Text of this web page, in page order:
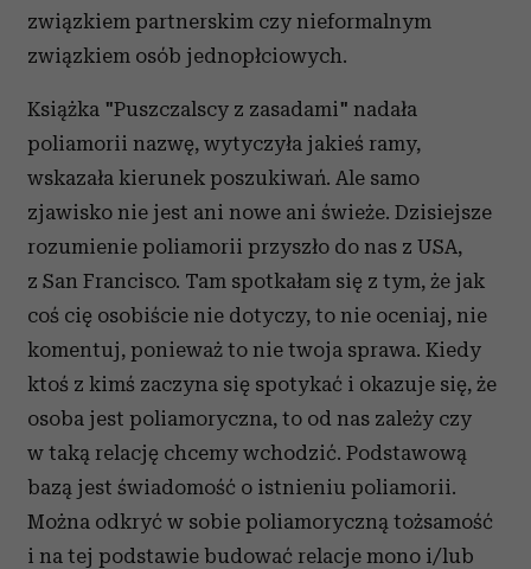
związkiem partnerskim czy nieformalnym
związkiem osób jednopłciowych.
Książka "Puszczalscy z zasadami" nadała
poliamorii nazwę, wytyczyła jakieś ramy,
wskazała kierunek poszukiwań. Ale samo
zjawisko nie jest ani nowe ani świeże. Dzisiejsze
rozumienie poliamorii przyszło do nas z USA,
z San Francisco. Tam spotkałam się z tym, że jak
coś cię osobiście nie dotyczy, to nie oceniaj, nie
komentuj, ponieważ to nie twoja sprawa. Kiedy
ktoś z kimś zaczyna się spotykać i okazuje się, że
osoba jest poliamoryczna, to od nas zależy czy
w taką relację chcemy wchodzić. Podstawową
bazą jest świadomość o istnieniu poliamorii.
Można odkryć w sobie poliamoryczną tożsamość
i na tej podstawie budować relacje mono i/lub